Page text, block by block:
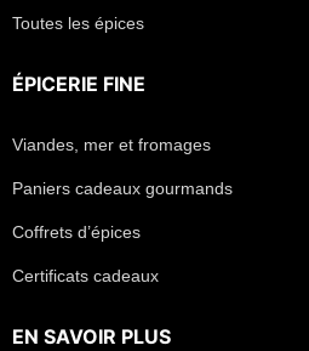
Toutes les épices
ÉPICERIE FINE
Viandes, mer et fromages
Paniers cadeaux gourmands
Coffrets d’épices
Certificats cadeaux
EN SAVOIR PLUS